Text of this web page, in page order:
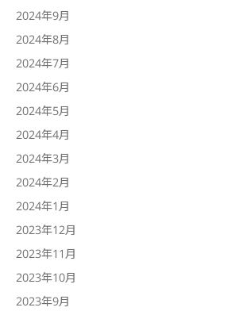
2024年9月
2024年8月
2024年7月
2024年6月
2024年5月
2024年4月
2024年3月
2024年2月
2024年1月
2023年12月
2023年11月
2023年10月
2023年9月